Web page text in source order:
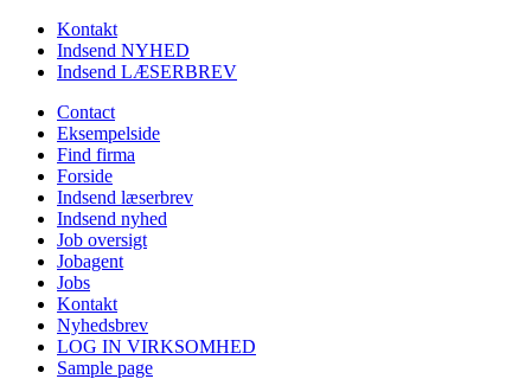
Kontakt
Indsend NYHED
Indsend LÆSERBREV
Contact
Eksempelside
Find firma
Forside
Indsend læserbrev
Indsend nyhed
Job oversigt
Jobagent
Jobs
Kontakt
Nyhedsbrev
LOG IN VIRKSOMHED
Sample page